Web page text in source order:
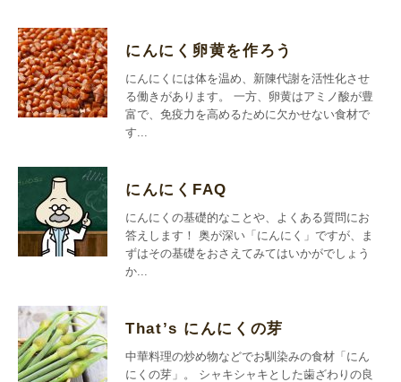
にんにく卵黄を作ろう
にんにくには体を温め、新陳代謝を活性化させ
る働きがあります。 一方、卵黄はアミノ酸が豊
富で、免疫力を高めるために欠かせない食材で
す...
にんにくFAQ
にんにくの基礎的なことや、よくある質問にお
答えします！ 奥が深い「にんにく」ですが、ま
ずはその基礎をおさえてみてはいかがでしょう
か...
That’s にんにくの芽
中華料理の炒め物などでお馴染みの食材「にん
にくの芽」。 シャキシャキとした歯ざわりの良